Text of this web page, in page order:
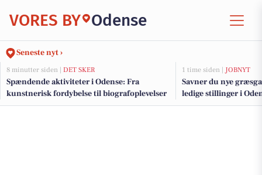
VORES BY Odense
Seneste nyt ›
8 minutter siden | DET SKER
Spændende aktiviteter i Odense: Fra
kunstnerisk fordybelse til biografoplevelser
1 time siden | JOBNYT
Savner du nye
ledige stillinger i